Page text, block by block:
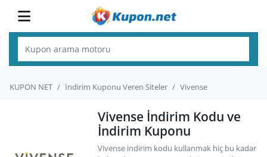
KUPON NET İndirim Kuponu Veren Siteler Vivense
Vivense İndirim Kodu ve
İndirim Kuponu
Vivense indirim kodu kullanmak hiç bu kadar